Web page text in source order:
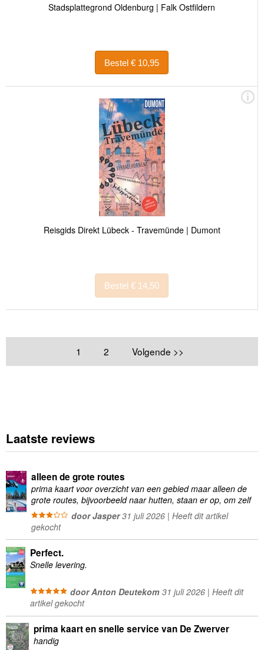
Stadsplattegrond Oldenburg | Falk Ostfildern
Bestel € 10,95
Reisgids Direkt Lübeck - Travemünde | Dumont
Bestel € 14,50
1 2 Volgende >>
Laatste reviews
alleen de grote routes
prima kaart voor overzicht van een gebied maar alleen de
grote routes, bijvoorbeeld naar hutten, staan er op, om zelf
wandelingen te plannen minder geschikt
door Jasper31 juli 2026 | Heeft dit artikel
gekocht
Perfect.
Snelle levering.
door Anton Deutekom31 juli 2026 | Heeft dit
artikel gekocht
prima kaart en snelle service van De Zwerver
handig